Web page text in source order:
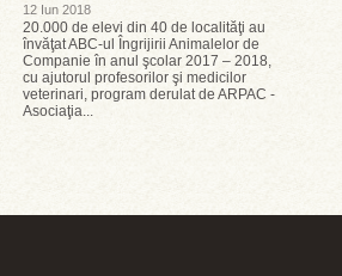
12 Iun 2018
20.000 de elevi din 40 de localităţi au
învăţat ABC-ul Îngrijirii Animalelor de
Companie în anul şcolar 2017 – 2018,
cu ajutorul profesorilor şi medicilor
veterinari, program derulat de ARPAC -
Asociaţia...